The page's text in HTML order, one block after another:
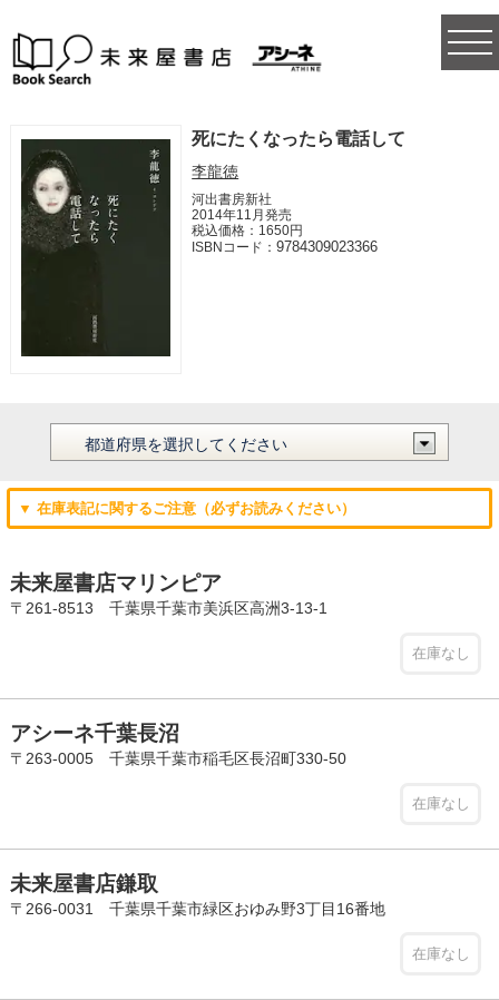
死にたくなったら電話して
李龍徳
河出書房新社
2014年11月発売
税込価格：1650円
ISBNコード：9784309023366
▼ 在庫表記に関するご注意（必ずお読みください）
未来屋書店マリンピア
〒261-8513 千葉県千葉市美浜区高洲3-13-1
在庫なし
アシーネ千葉長沼
〒263-0005 千葉県千葉市稲毛区長沼町330-50
在庫なし
未来屋書店鎌取
〒266-0031 千葉県千葉市緑区おゆみ野3丁目16番地
在庫なし